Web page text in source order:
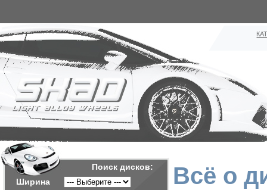
Поиск дисков:
Ширина
Всё о